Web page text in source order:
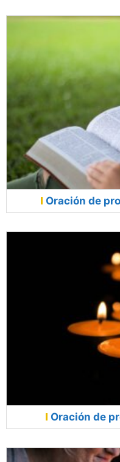
Oración de
Oración de